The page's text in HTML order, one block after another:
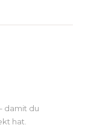
damit du
hat.